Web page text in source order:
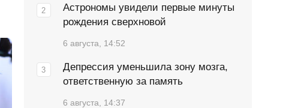
Астрономы увидели первые минуты
рождения сверхновой
6 августа, 14:52
Депрессия уменьшила зону мозга,
ответственную за память
6 августа, 14:37